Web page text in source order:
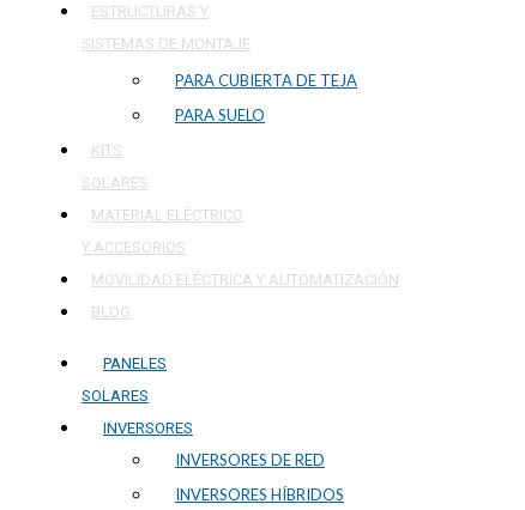
ESTRUCTURAS Y
SISTEMAS DE MONTAJE
PARA CUBIERTA DE TEJA
PARA SUELO
KITS
SOLARES
MATERIAL ELÉCTRICO
Y ACCESORIOS
MOVILIDAD ELÉCTRICA Y AUTOMATIZACIÓN
BLOG
PANELES
SOLARES
INVERSORES
INVERSORES DE RED
INVERSORES HÍBRIDOS